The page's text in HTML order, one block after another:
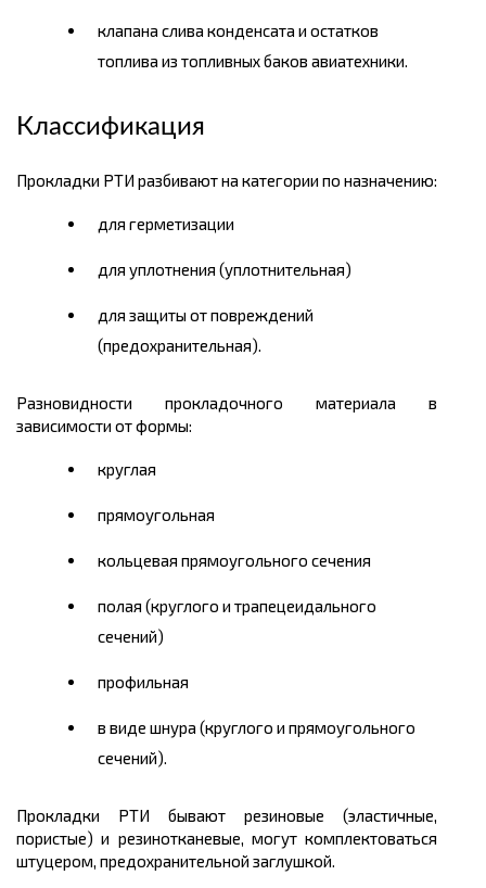
клапана слива конденсата и остатков
топлива из топливных баков авиатехники.
Классификация
Прокладки РТИ разбивают на категории по назначению:
для герметизации
для уплотнения (уплотнительная)
для защиты от повреждений
(предохранительная).
Разновидности прокладочного материала в
зависимости от формы:
круглая
прямоугольная
кольцевая прямоугольного сечения
полая (круглого и трапецеидального
сечений)
профильная
в виде шнура (круглого и прямоугольного
сечений).
Прокладки РТИ бывают резиновые (эластичные,
пористые) и резинотканевые, могут комплектоваться
штуцером, предохранительной заглушкой.